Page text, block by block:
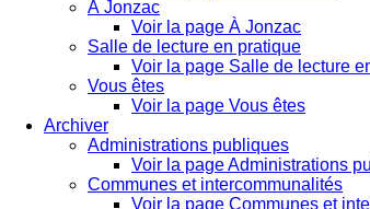
À Jonzac
Voir la page À Jonzac
Salle de lecture en pratique
Voir la page Salle de lecture
Vous êtes
Voir la page Vous êtes
Archiver
Administrations publiques
Voir la page Administrations
Communes et intercommunalités
Voir la page Communes et